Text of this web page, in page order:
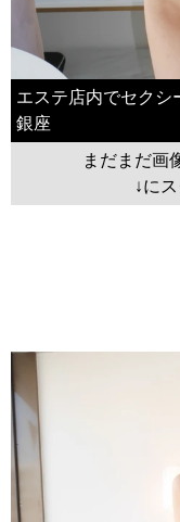
エステ店内でセクシ
銀座
まだまだ画
↓に